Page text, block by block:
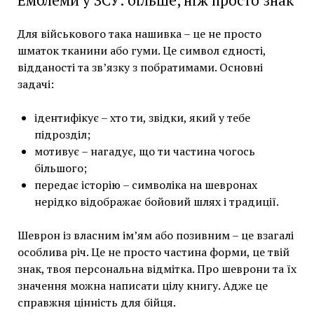
Для військового така нашивка – це не просто
шматок тканини або гуми. Це символ єдності,
відданості та зв’язку з побратимами. Основні
задачі:
ідентифікує – хто ти, звідки, який у тебе
підрозділ;
мотивує – нагадує, що ти частина чогось
більшого;
передає історію – символіка на шевронах
нерідко відображає бойовий шлях і традиції.
Шеврон із власним ім’ям або позивним – це взагалі
особлива річ. Це не просто частина форми, це твій
знак, твоя персональна відмітка. Про шеврони та їх
значення можна написати цілу книгу. Адже це
справжня цінність для бійця.